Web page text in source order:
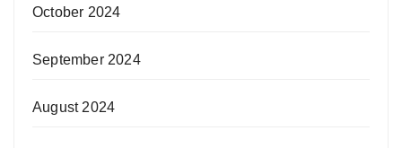
October 2024
September 2024
August 2024